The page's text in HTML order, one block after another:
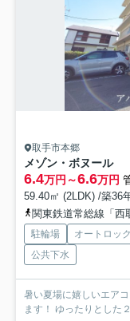
取手市本郷
メゾン・ボヌール
6.4万円～6.6万円
59.40㎡ (2LDK) /築36
関東鉄道常総線「西
駐輪場 オートロック
公共下水
暑い夏場に嬉しいエア
ます！ ゆったりとした